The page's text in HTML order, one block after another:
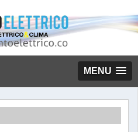
MENU